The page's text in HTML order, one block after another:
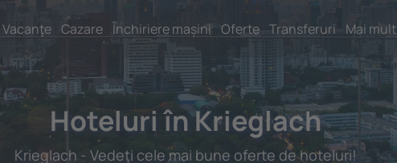
Vacanţe Cazare Închiriere mașini Oferte Transferuri Mai mult
Hoteluri în Krieglach
Krieglach - Vedeţi cele mai bune oferte de hoteluri!